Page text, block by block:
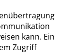
kann. Ein
Zugriff